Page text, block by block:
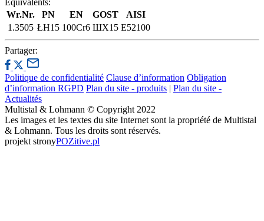
Équivalents:
Wr.Nr.
PN EN GOST
AISI
1.3505 ŁH15 100Cr6 ШХ15 E52100
Partager:
Politique de confidentialité Clause d’information Obligation
d’information RGPD Plan du site - produits | Plan du site -
Actualités
Multistal & Lohmann © Copyright 2022
Les images et les textes du site Internet sont la propriété de Multistal
& Lohmann. Tous les droits sont réservés.
projekt stronyPOZitive.pl